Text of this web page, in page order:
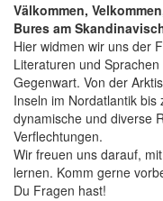
Välkommen,
Bures am
Hier widmen wir uns der
Literaturen und
Gegenwart. Von der
Inseln im Nordatlantik
dynamische und diverse
Verflechtungen.
Wir freuen uns darauf,
lernen. Komm gerne
Du Fragen hast!